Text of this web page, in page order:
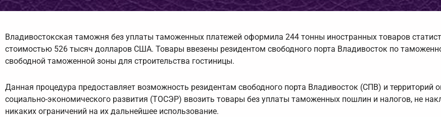
Владивостокская таможня без уплаты таможенных платежей оформила 244 тонны иностранных товаров
стоимостью 526 тысяч долларов США. Товары ввезены резидентом свободного порта Владивосток по
свободной таможенной зоны для строительства гостиницы.
Данная процедура предоставляет возможность резидентам свободного порта Владивосток (СПВ) и территорий
социально-экономического развития (ТОСЭР) ввозить товары без уплаты таможенных пошлин и налогов, не
никаких ограничений на их дальнейшее использование.